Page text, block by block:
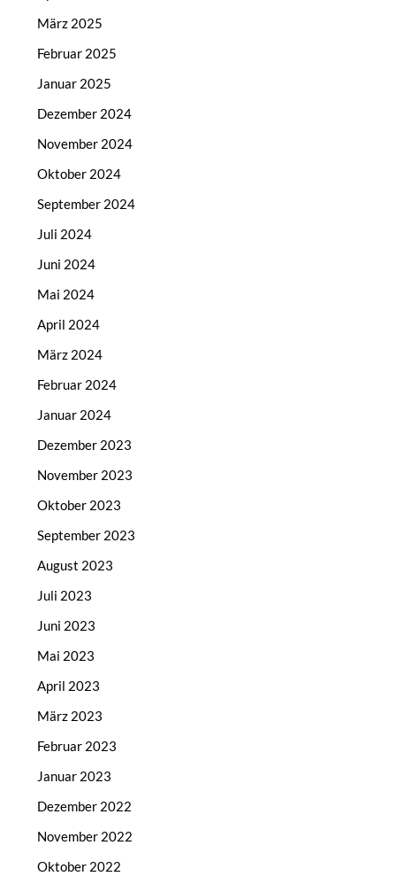
März 2025
Februar 2025
Januar 2025
Dezember 2024
November 2024
Oktober 2024
September 2024
Juli 2024
Juni 2024
Mai 2024
April 2024
März 2024
Februar 2024
Januar 2024
Dezember 2023
November 2023
Oktober 2023
September 2023
August 2023
Juli 2023
Juni 2023
Mai 2023
April 2023
März 2023
Februar 2023
Januar 2023
Dezember 2022
November 2022
Oktober 2022